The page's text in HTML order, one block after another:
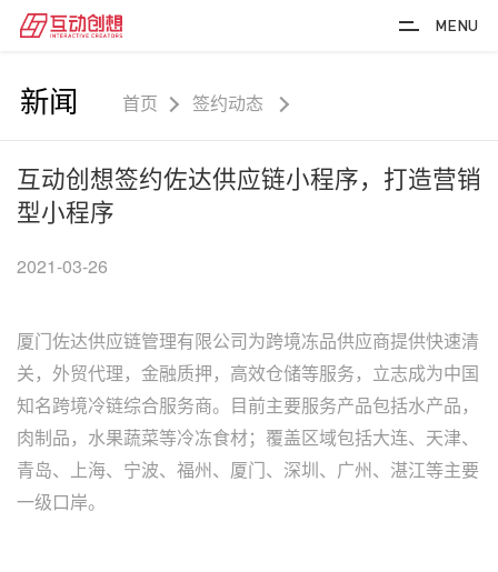
MENU
新闻 首页 签约动态
互动创想签约佐达供应链小程序，打造营销
型小程序
2021-03-26
厦门佐达供应链管理有限公司为跨境冻品供应商提供快速清
关，外贸代理，金融质押，高效仓储等服务，立志成为中国
知名跨境冷链综合服务商。目前主要服务产品包括水产品，
肉制品，水果蔬菜等冷冻食材；覆盖区域包括大连、天津、
青岛、上海、宁波、福州、厦门、深圳、广州、湛江等主要
一级口岸。